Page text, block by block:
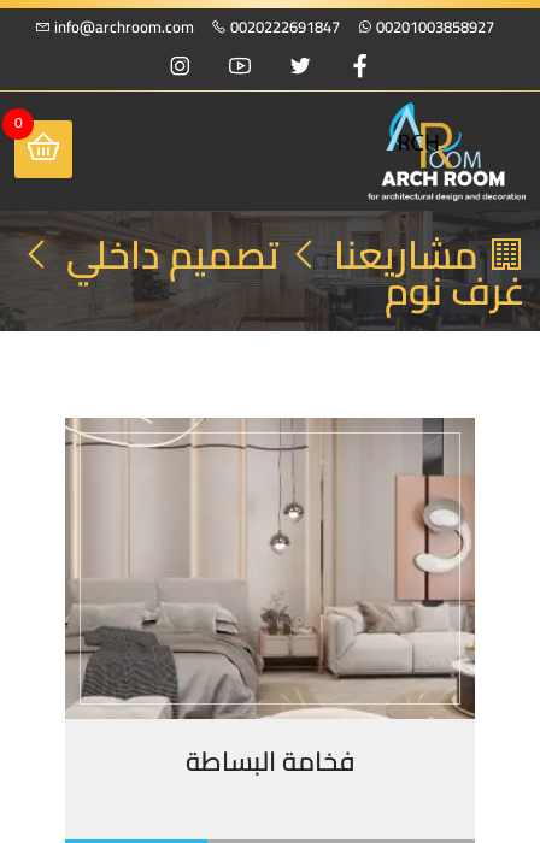
00201003858927
0020222691847
info@archroom.com
0
مشاريعنا تصميم داخلي غرف نوم
فخامة البساطة